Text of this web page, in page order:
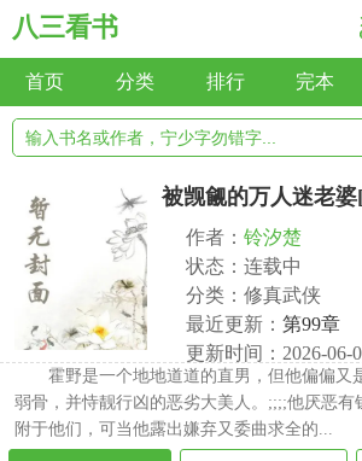
八三看书
首页 分类 排行 完本
被觊觎的万人迷老
作者： 铃汐楚
状态：连载中
分类：修真武侠
最近更新： 第99章
更新时间：2026-06-
霍野是一个地地道道的直男，但他偏偏又
弱骨，并恃靓行凶的恶劣大美人。;;;;他厌恶有
附于他们，可当他露出嫌弃又委曲求全的...